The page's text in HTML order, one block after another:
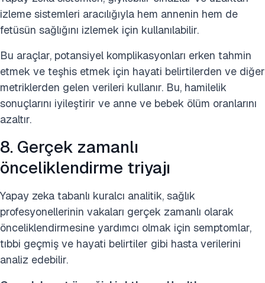
izleme sistemleri aracılığıyla hem annenin hem de
fetüsün sağlığını izlemek için kullanılabilir.
Bu araçlar, potansiyel komplikasyonları erken tahmin
etmek ve teşhis etmek için hayati belirtilerden ve diğer
metriklerden gelen verileri kullanır. Bu, hamilelik
sonuçlarını iyileştirir ve anne ve bebek ölüm oranlarını
azaltır.
8. Gerçek zamanlı
önceliklendirme triyajı
Yapay zeka tabanlı kuralcı analitik, sağlık
profesyonellerinin vakaları gerçek zamanlı olarak
önceliklendirmesine yardımcı olmak için semptomlar,
tıbbi geçmiş ve hayati belirtiler gibi hasta verilerini
analiz edebilir.